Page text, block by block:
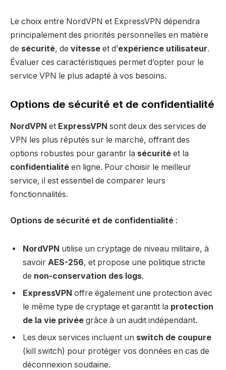
Le choix entre NordVPN et ExpressVPN dépendra
principalement des priorités personnelles en matière
de sécurité, de vitesse et d’expérience utilisateur.
Évaluer ces caractéristiques permet d’opter pour le
service VPN le plus adapté à vos besoins.
Options de sécurité et de confidentialité
NordVPN et ExpressVPN sont deux des services de
VPN les plus réputés sur le marché, offrant des
options robustes pour garantir la sécurité et la
confidentialité en ligne. Pour choisir le meilleur
service, il est essentiel de comparer leurs
fonctionnalités.
Options de sécurité et de confidentialité :
NordVPN utilise un cryptage de niveau militaire, à
savoir AES-256, et propose une politique stricte
de non-conservation des logs.
ExpressVPN offre également une protection avec
le même type de cryptage et garantit la protection
de la vie privée grâce à un audit indépendant.
Les deux services incluent un switch de coupure
(kill switch) pour protéger vos données en cas de
déconnexion soudaine.